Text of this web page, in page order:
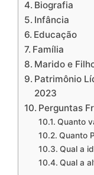
Biografia
Infância
Educação
Família
Marido e
Patrimônio
2023
Perguntas
Quanto
Quanto
Qual a
Qual a